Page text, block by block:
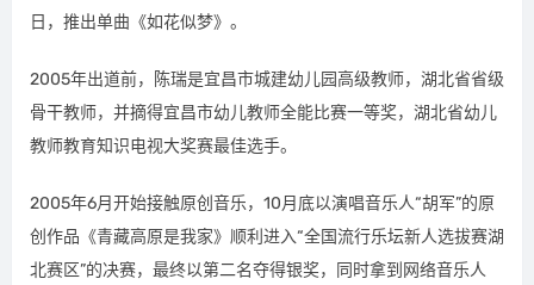
日，推出单曲《如花似梦》。
2005年出道前，陈瑞是宜昌市城建幼儿园高级教师，湖北省省级
骨干教师，并摘得宜昌市幼儿教师全能比赛一等奖，湖北省幼儿
教师教育知识电视大奖赛最佳选手。
2005年6月开始接触原创音乐，10月底以演唱音乐人“胡军”的原
创作品《青藏高原是我家》顺利进入“全国流行乐坛新人选拔赛湖
北赛区”的决赛，最终以第二名夺得银奖，同时拿到网络音乐人